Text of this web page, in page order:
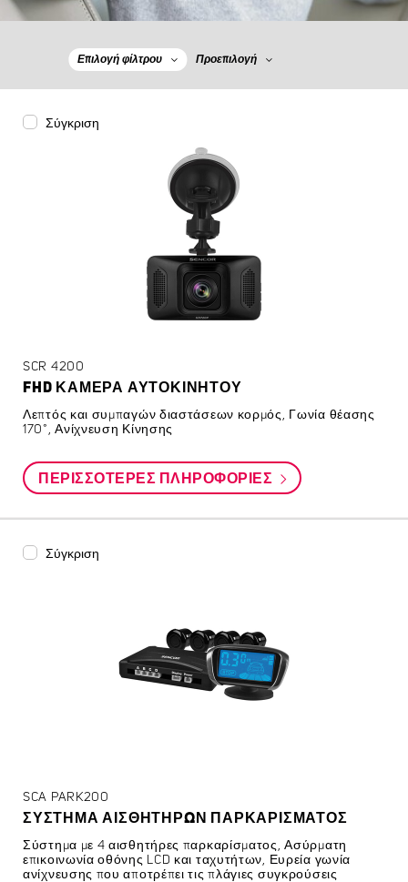
Επιλογή φίλτρου Προεπιλογή
Σύγκριση
SCR 4200
FHD ΚΆΜΕΡΑ ΑΥΤΟΚΙΝΉΤΟΥ
Λεπτός και συμπαγών διαστάσεων κορμός, Γωνία θέασης
170°, Ανίχνευση Κίνησης
ΠΕΡΙΣΣΌΤΕΡΕΣ ΠΛΗΡΟΦΟΡΊΕΣ
Σύγκριση
SCA PARK200
ΣΎΣΤΗΜΑ ΑΙΣΘΗΤΉΡΩΝ ΠΑΡΚΑΡΊΣΜΑΤΟΣ
Σύστημα με 4 αισθητήρες παρκαρίσματος, Ασύρματη
επικοινωνία οθόνης LCD και ταχυτήτων, Ευρεία γωνία
ανίχνευσης που αποτρέπει τις πλάγιες συγκρούσεις